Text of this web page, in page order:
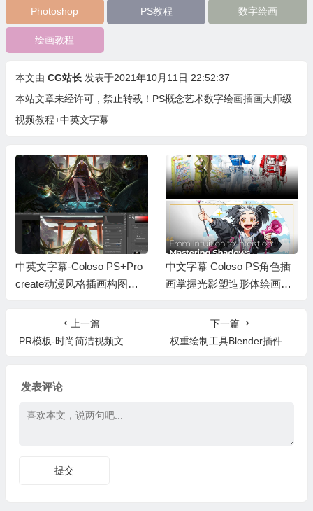
Photoshop PS教程 数字绘画
绘画教程
本文由 CG站长 发表于2021年10月11日 22:52:37
本站文章未经许可，禁止转载！ PS概念艺术数字绘画插画大师级
视频教程+中英文字幕
中英文字幕-Coloso PS+Pro
create动漫风格插画构图照
中文字幕 Coloso PS角色插
画掌握光影塑造形体绘画Ph
上一篇
PR模板-时尚简洁视频文字宣传片头 Minimalist Fashion Promo
下一篇
权重绘制工具Blender插件 Weight Paint Tools v2.1.4+使用教程
发表评论